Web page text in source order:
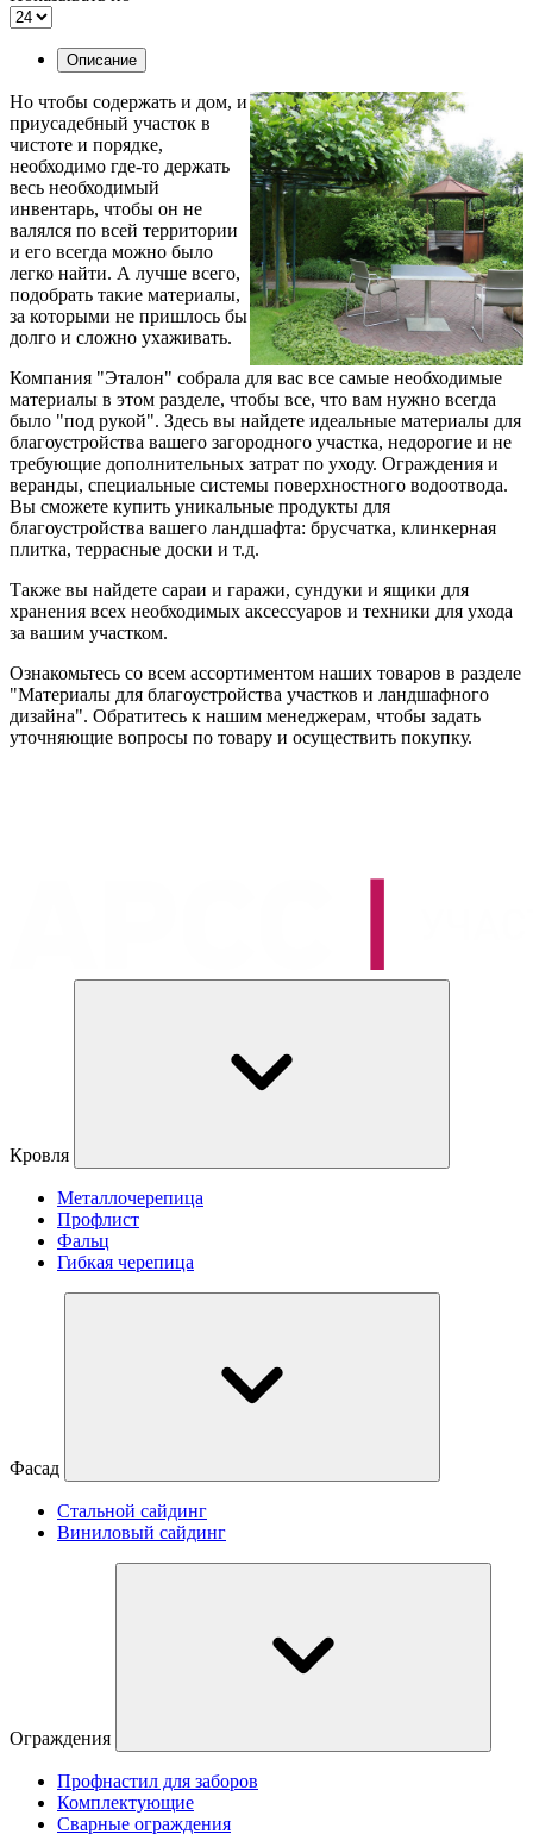
Описание
Но чтобы содержать и дом, и
приусадебный участок в
чистоте и порядке,
необходимо где-то держать
весь необходимый
инвентарь, чтобы он не
валялся по всей территории
и его всегда можно было
легко найти. А лучше всего,
подобрать такие материалы,
за которыми не пришлось бы
долго и сложно ухаживать.
Компания "Эталон" собрала для вас все самые необходимые
материалы в этом разделе, чтобы все, что вам нужно всегда
было "под рукой". Здесь вы найдете идеальные материалы для
благоустройства вашего загородного участка, недорогие и не
требующие дополнительных затрат по уходу. Ограждения и
веранды, специальные системы поверхностного водоотвода.
Вы сможете купить уникальные продукты для
благоустройства вашего ландшафта: брусчатка, клинкерная
плитка, террасные доски и т.д.
Также вы найдете сараи и гаражи, сундуки и ящики для
хранения всех необходимых аксессуаров и техники для ухода
за вашим участком.
Ознакомьтесь со всем ассортиментом наших товаров в разделе
"Материалы для благоустройства участков и ландшафного
дизайна". Обратитесь к нашим менеджерам, чтобы задать
уточняющие вопросы по товару и осуществить покупку.
Кровля
Металлочерепица
Профлист
Фальц
Гибкая черепица
Фасад
Стальной сайдинг
Виниловый сайдинг
Ограждения
Профнастил для заборов
Комплектующие
Сварные ограждения